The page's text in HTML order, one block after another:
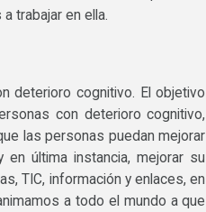
trabajar en ella.
deterioro cognitivo. El objetivo
con deterioro cognitivo,
las personas puedan mejorar
última instancia, mejorar su
TIC, información y enlaces, en
a todo el mundo a que